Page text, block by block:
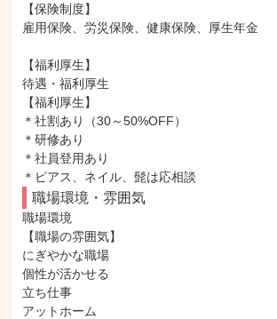
【保険制度】
雇用保険、労災保険、健康保険、厚生年金
【福利厚生】
待遇・福利厚生
【福利厚生】
＊社割あり（30～50%OFF）
＊研修あり
＊社員登用あり
＊ピアス、ネイル、髭は応相談
職場環境・雰囲気
職場環境
【職場の雰囲気】
にぎやかな職場
個性が活かせる
立ち仕事
アットホーム